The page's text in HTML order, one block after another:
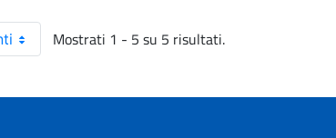
Mostrati 1 - 5 su 5 risultati.